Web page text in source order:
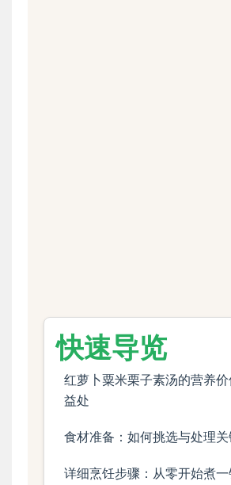
快速导览
红萝卜粟米栗子素汤的营养
益处
食材准备：如何挑选与处理
详细烹饪步骤：从零开始煮